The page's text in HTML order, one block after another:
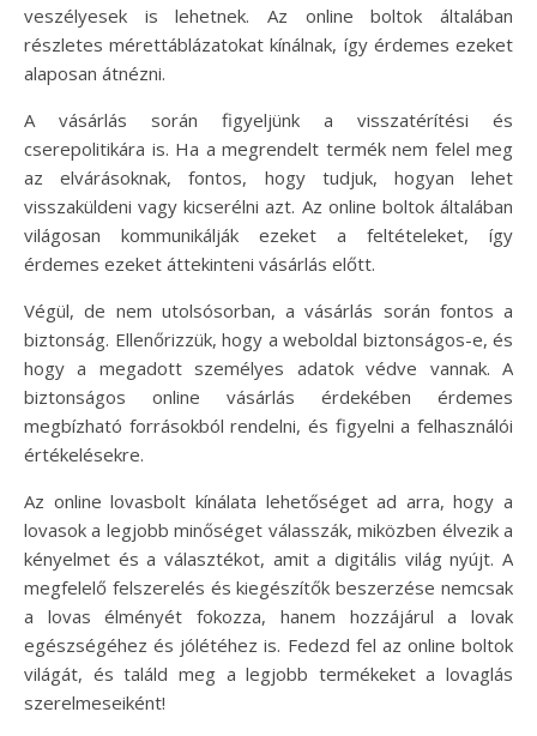
veszélyesek is lehetnek. Az online boltok általában
részletes mérettáblázatokat kínálnak, így érdemes ezeket
alaposan átnézni.
A vásárlás során figyeljünk a visszatérítési és
cserepolitikára is. Ha a megrendelt termék nem felel meg
az elvárásoknak, fontos, hogy tudjuk, hogyan lehet
visszaküldeni vagy kicserélni azt. Az online boltok általában
világosan kommunikálják ezeket a feltételeket, így
érdemes ezeket áttekinteni vásárlás előtt.
Végül, de nem utolsósorban, a vásárlás során fontos a
biztonság. Ellenőrizzük, hogy a weboldal biztonságos-e, és
hogy a megadott személyes adatok védve vannak. A
biztonságos online vásárlás érdekében érdemes
megbízható forrásokból rendelni, és figyelni a felhasználói
értékelésekre.
Az online lovasbolt kínálata lehetőséget ad arra, hogy a
lovasok a legjobb minőséget válasszák, miközben élvezik a
kényelmet és a választékot, amit a digitális világ nyújt. A
megfelelő felszerelés és kiegészítők beszerzése nemcsak
a lovas élményét fokozza, hanem hozzájárul a lovak
egészségéhez és jólétéhez is. Fedezd fel az online boltok
világát, és találd meg a legjobb termékeket a lovaglás
szerelmeseiként!